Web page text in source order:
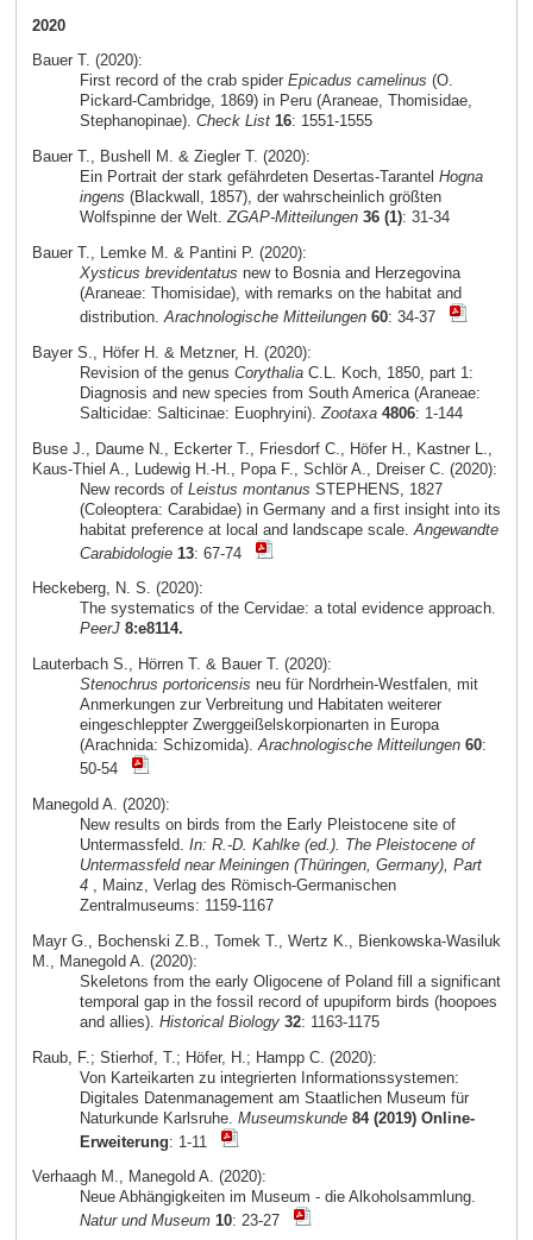
2020
Bauer T. (2020):
First record of the crab spider Epicadus camelinus (O.
Pickard-Cambridge, 1869) in Peru (Araneae, Thomisidae,
Stephanopinae). Check List 16: 1551-1555
Bauer T., Bushell M. & Ziegler T. (2020):
Ein Portrait der stark gefährdeten Desertas-Tarantel Hogna
ingens (Blackwall, 1857), der wahrscheinlich größten
Wolfspinne der Welt.ZGAP-Mitteilungen 36 (1): 31-34
Bauer T., Lemke M. & Pantini P. (2020):
Xysticus brevidentatus new to Bosnia and Herzegovina
(Araneae: Thomisidae), with remarks on the habitat and
distribution.Arachnologische Mitteilungen 60: 34-37
Bayer S., Höfer H. & Metzner, H. (2020):
Revision of the genus CorythaliaC.L. Koch, 1850, part 1:
Diagnosis and new species from South America (Araneae:
Salticidae: Salticinae: Euophryini). Zootaxa 4806: 1-144
Buse J., Daume N., Eckerter T., Friesdorf C., Höfer H., Kastner L.,
Kaus-Thiel A., Ludewig H.-H., Popa F., Schlör A., Dreiser C. (2020):
New records of Leistus montanus STEPHENS, 1827
(Coleoptera: Carabidae) in Germany and a first insight into its
habitat preference at local and landscape scale. Angewandte
Carabidologie 13: 67-74
Heckeberg, N. S. (2020):
The systematics of the Cervidae: a total evidence approach.
PeerJ 8:e8114.
Lauterbach S., Hörren T. & Bauer T. (2020):
Stenochrus portoricensis neu für Nordrhein-Westfalen, mit
Anmerkungen zur Verbreitung und Habitaten weiterer
eingeschleppter Zwerggeißelskorpionarten in Europa
(Arachnida: Schizomida).Arachnologische Mitteilungen 60:
50-54
Manegold A. (2020):
New results on birds from the Early Pleistocene site of
Untermassfeld. In: R.-D. Kahlke (ed.). The Pleistocene of
Untermassfeld near Meiningen (Thüringen, Germany), Part
4, Mainz, Verlag des Römisch-Germanischen
Zentralmuseums: 1159-1167
Mayr G., Bochenski Z.B., Tomek T., Wertz K., Bienkowska-Wasiluk
M., Manegold A. (2020):
Skeletons from the early Oligocene of Poland fill a significant
temporal gap in the fossil record of upupiform birds (hoopoes
and allies). Historical Biology 32: 1163-1175
Raub, F.; Stierhof, T.; Höfer, H.; Hampp C. (2020):
Von Karteikarten zu integrierten Informationssystemen:
Digitales Datenmanagement am Staatlichen Museum für
Naturkunde Karlsruhe. Museumskunde 84 (2019) Online-
Erweiterung: 1-11
Verhaagh M., Manegold A. (2020):
Neue Abhängigkeiten im Museum - die Alkoholsammlung.
Natur und Museum 10: 23-27